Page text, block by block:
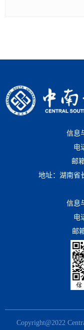
信息
电
邮
地址：湖南省
信息
电
邮
Copyright@2022